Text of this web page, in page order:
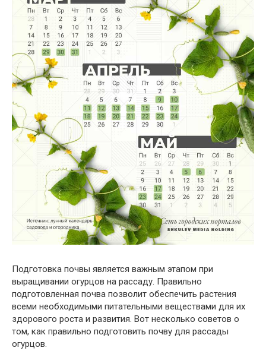
Подготовка почвы является важным этапом при
выращивании огурцов на рассаду. Правильно
подготовленная почва позволит обеспечить растения
всеми необходимыми питательными веществами для их
здорового роста и развития. Вот несколько советов о
том, как правильно подготовить почву для рассады
огурцов.